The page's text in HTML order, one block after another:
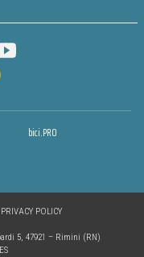
bici.PRO
5, 47921 – Rimini (RN)
PRIVACY POLICY